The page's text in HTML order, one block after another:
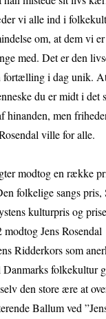
vi alle ind i
om, at dem vi
med. Det er den
fortælling i dag unik.
du er midt i det
hinanden, men
ville for alle.
modtog en række
folkelige sangs pris,
kulturpris og
Jens Rosendal
Ridderkors som
folkekultur
den store ære at
Ballum ved